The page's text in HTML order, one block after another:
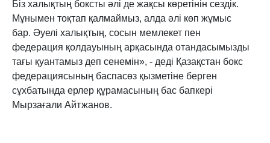
Біз халықтың боксты əлі де жақсы көретінін сездік.
Мұнымен тоқтап қалмаймыз, алда әлі көп жұмыс
бар. Əуелі халықтың, сосын мемлекет пен
федерация қолдауының арқасында отандасымызды
тағы қуантамыз деп сенемін», - деді Қазақстан бокс
федерациясының баспасөз қызметіне берген
сұхбатында ерлер құрамасының бас бапкері
Мырзағали Айтжанов.